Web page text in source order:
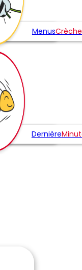
Menus
Dernière